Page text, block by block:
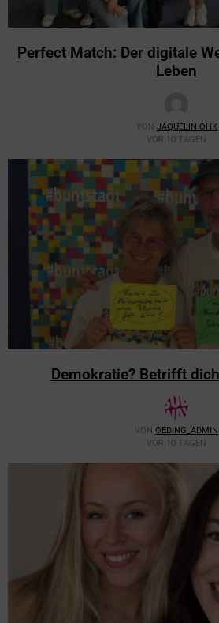
Perfect Match: Der digitale
Leben
VON JAQUELIN OHK
VOR 10 TAGEN
Demokratie? Betrifft
VON OEDING_ADMIN
VOR 10 TAGEN